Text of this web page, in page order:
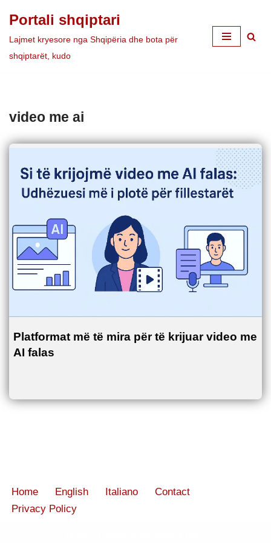
Skip
to
Portali shqiptari
Lajmet kryesore nga Shqipëria dhe bota për
shqiptarët, kudo
video me ai
Platformat më të mira për të krijuar video me
AI falas
Home English Italiano
Contact
Privacy Policy